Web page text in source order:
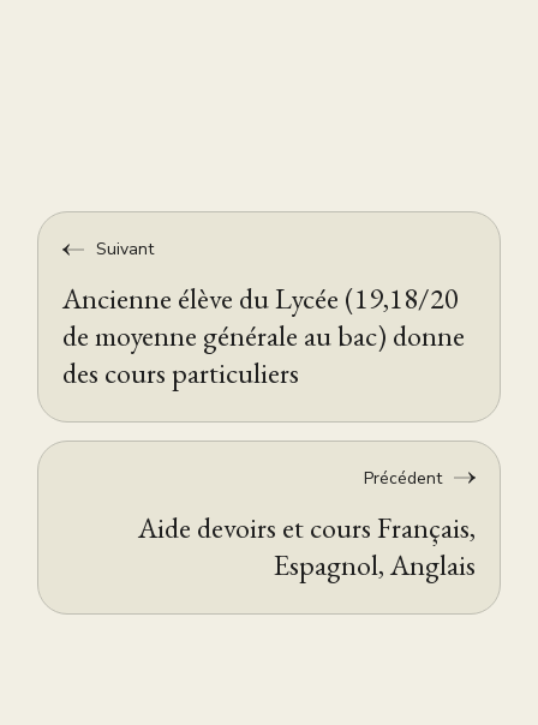
Suivant
Ancienne élève du Lycée (19,18/20
de moyenne générale au bac) donne
des cours particuliers
Précédent
Aide devoirs et cours Français,
Espagnol, Anglais